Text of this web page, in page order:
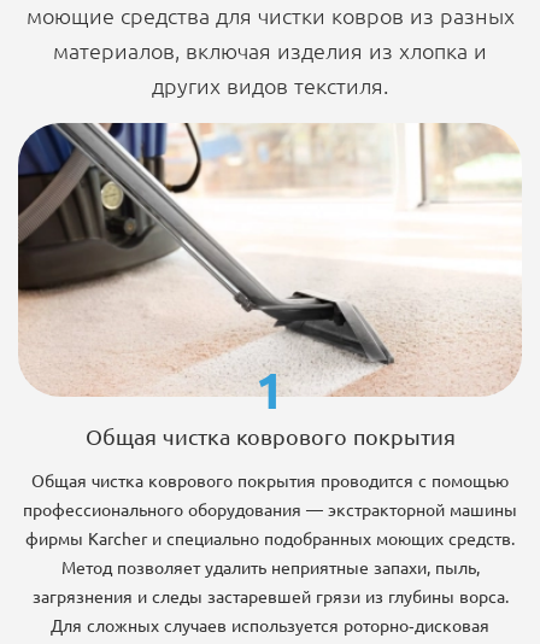
моющие средства для чистки ковров из разных
материалов, включая изделия из хлопка и
других видов текстиля.
1
Общая чистка коврового покрытия
Общая чистка коврового покрытия проводится с помощью
профессионального оборудования — экстракторной машины
фирмы Karcher и специально подобранных моющих средств.
Метод позволяет удалить неприятные запахи, пыль,
загрязнения и следы застаревшей грязи из глубины ворса.
Для сложных случаев используется роторно-дисковая